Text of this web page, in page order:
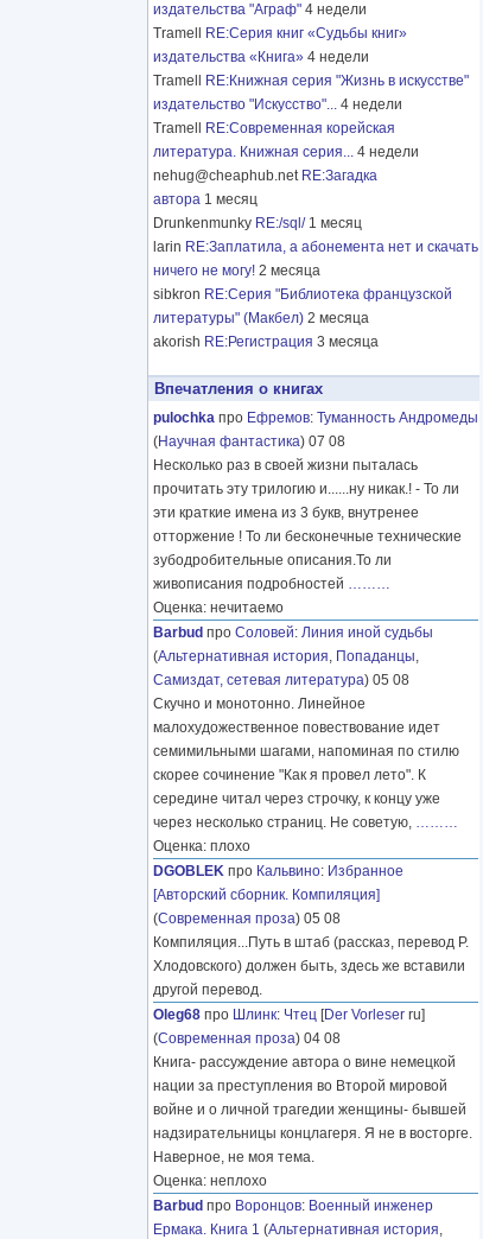
издательства "Аграф" 4 недели
Tramell
RE:Серия книг «Судьбы книг»
издательства «Книга» 4 недели
Tramell
RE:Книжная серия "Жизнь в искусстве"
издательство "Искусство"... 4 недели
Tramell
RE:Современная корейская
литература. Книжная серия... 4 недели
nehug@cheaphub.net RE:Загадка
автора 1 месяц
Drunkenmunky RE:/sql/ 1 месяц
larin RE:Заплатила, а абонемента нет и скачать
ничего не могу! 2 месяца
sibkron RE:Серия "Библиотека французской
литературы" (Макбел) 2 месяца
akorish RE:Регистрация 3 месяца
Впечатления о книгах
pulochka про Ефремов: Туманность Андромеды
(Научная фантастика) 07 08
Несколько раз в своей жизни пыталась
прочитать эту трилогию и......ну никак.! - То ли
эти краткие имена из 3 букв, внутренее
отторжение ! То ли бесконечные технические
зубодробительные описания.То ли
живописания подробностей ………
Оценка: нечитаемо
Barbud про Соловей: Линия иной судьбы
(Альтернативная история, Попаданцы,
Самиздат, сетевая литература) 05 08
Скучно и монотонно. Линейное
малохудожественное повествование идет
семимильными шагами, напоминая по стилю
скорее сочинение "Как я провел лето". К
середине читал через строчку, к концу уже
через несколько страниц. Не советую, ………
Оценка: плохо
DGOBLEK про Кальвино: Избранное
[Авторский сборник. Компиляция]
(Современная проза) 05 08
Компиляция...Путь в штаб (рассказ, перевод Р.
Хлодовского) должен быть, здесь же вставили
другой перевод.
Oleg68 про Шлинк: Чтец [Der Vorleser ru]
(Современная проза) 04 08
Книга- рассуждение автора о вине немецкой
нации за преступления во Второй мировой
войне и о личной трагедии женщины- бывшей
надзирательницы концлагеря. Я не в восторге.
Наверное, не моя тема.
Оценка: неплохо
Barbud про Воронцов: Военный инженер
Ермака. Книга 1 (Альтернативная история,